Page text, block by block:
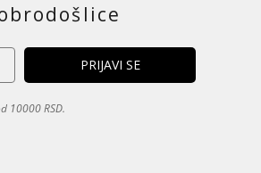
10000 RSD.